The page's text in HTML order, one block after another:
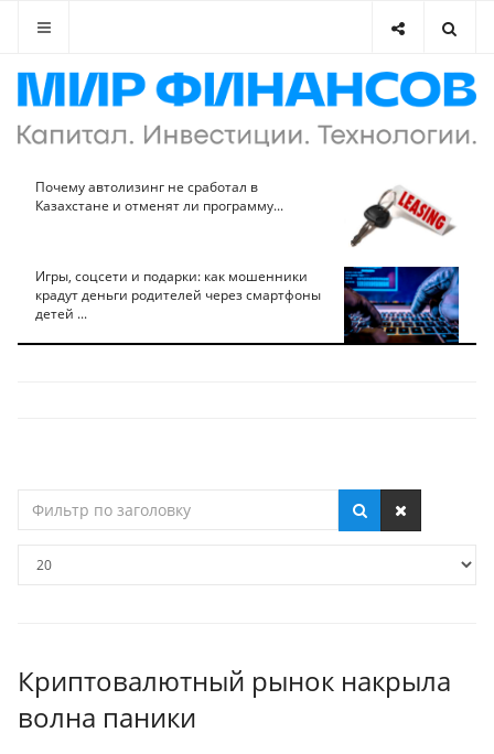
Почему автолизинг не сработал в
Казахстане и отменят ли программу...
Игры, соцсети и подарки: как мошенники
крадут деньги родителей через смартфоны
детей ...
по
Криптовалютный рынок накрыла
волна паники